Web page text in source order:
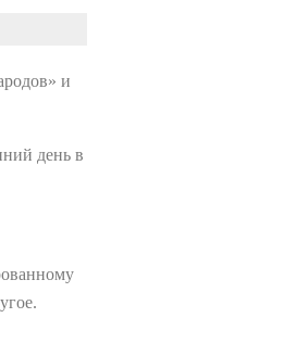
и
день в